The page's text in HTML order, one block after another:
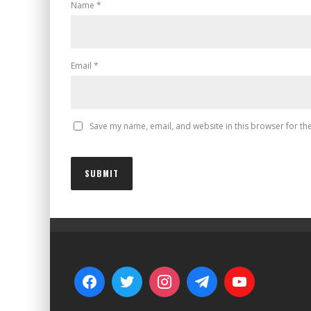
Name *
Email *
Save my name, email, and website in this browser for